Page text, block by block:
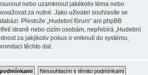
nebo uzamknout jakékoliv téma nebo
za nutné. Jako uživatel souhlasíte se
Přestože „Hudební fórum“ ani phpBB
straně nebo cizím osobám, nepřebírá „Hudební
za jakýkoliv pokus o vniknutí do systému,
těchto dat.